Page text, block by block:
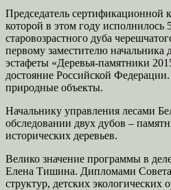
Председатель
которой в этом году
старовозрастного дуба
первому заместителю
эстафеты «Деревья-памятники
достояние Российской
природные объекты.
Начальнику управления лесами
обследовании двух дубов –
исторических деревьев.
Велико значение программы в
Елена Тишина. Дипломами Совета
структур, детских экологических